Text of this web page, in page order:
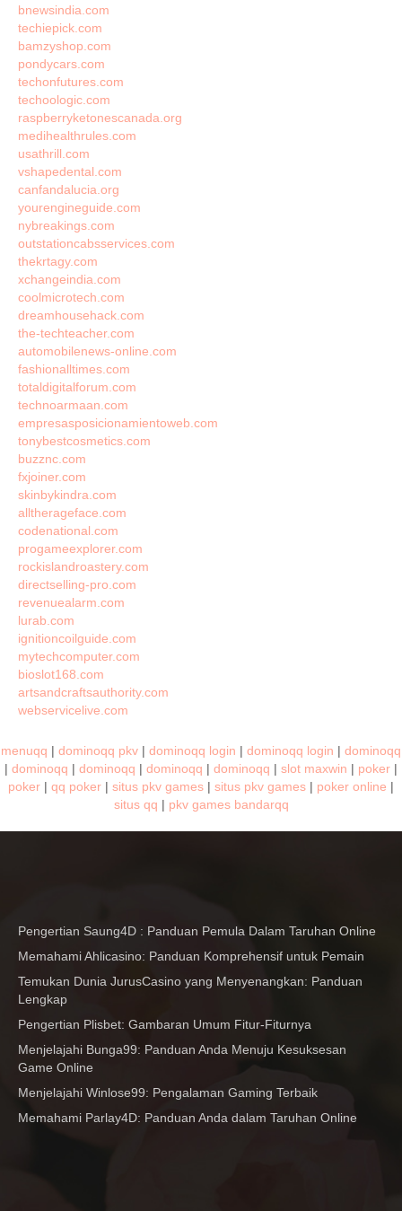
bnewsindia.com
techiepick.com
bamzyshop.com
pondycars.com
techonfutures.com
techoologic.com
raspberryketonescanada.org
medihealthrules.com
usathrill.com
vshapedental.com
canfandalucia.org
yourengineguide.com
nybreakings.com
outstationcabsservices.com
thekrtagy.com
xchangeindia.com
coolmicrotech.com
dreamhousehack.com
the-techteacher.com
automobilenews-online.com
fashionalltimes.com
totaldigitalforum.com
technoarmaan.com
empresasposicionamientoweb.com
tonybestcosmetics.com
buzznc.com
fxjoiner.com
skinbykindra.com
alltherageface.com
codenational.com
progameexplorer.com
rockislandroastery.com
directselling-pro.com
revenuealarm.com
lurab.com
ignitioncoilguide.com
mytechcomputer.com
bioslot168.com
artsandcraftsauthority.com
webservicelive.com
menuqq | dominoqq pkv | dominoqq login | dominoqq login | dominoqq
| dominoqq | dominoqq | dominoqq | dominoqq | slot maxwin | poker |
poker | qq poker | situs pkv games | situs pkv games | poker online |
situs qq | pkv games bandarqq
Pengertian Saung4D : Panduan Pemula Dalam Taruhan Online
Memahami Ahlicasino: Panduan Komprehensif untuk Pemain
Temukan Dunia JurusCasino yang Menyenangkan: Panduan
Lengkap
Pengertian Plisbet: Gambaran Umum Fitur-Fiturnya
Menjelajahi Bunga99: Panduan Anda Menuju Kesuksesan
Game Online
Menjelajahi Winlose99: Pengalaman Gaming Terbaik
Memahami Parlay4D: Panduan Anda dalam Taruhan Online